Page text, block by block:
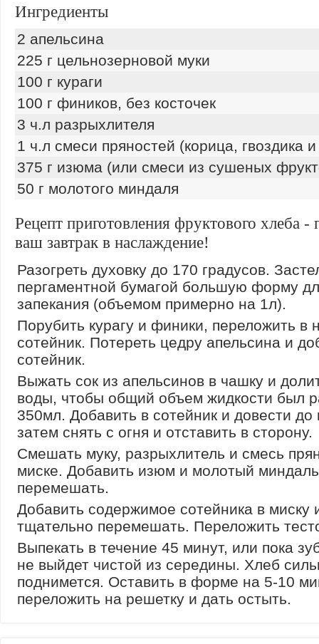
Ингредиенты
2 апельсина
225 г цельнозерновой муки
100 г кураги
100 г фиников, без косточек
3 ч.л разрыхлителя
1 ч.л смеси пряностей (корица, гвоздика и
375 г изюма (или смеси из сушеных
50 г молотого миндаля
Рецепт приготовления фруктового хлеба -
ваш завтрак в наслаждение!
Разогреть духовку до 170 градусов.
пергаментной бумагой большую форму
запекания (объемом примерно на 1л).
Порубить курагу и финики, переложить в
сотейник. Потереть цедру апельсина и
сотейник.
Выжать сок из апельсинов в чашку и
воды, чтобы общий объем жидкости был
350мл. Добавить в сотейник и довести до
затем снять с огня и отставить в сторону.
Смешать муку, разрыхлитель и смесь
миске. Добавить изюм и молотый
перемешать.
Добавить содержимое сотейника в миску
тщательно перемешать. Переложить
Выпекать в течение 45 минут, или пока
не выйдет чистой из середины. Хлеб
поднимется. Оставить в форме на 5-10
переложить на решетку и дать остыть.